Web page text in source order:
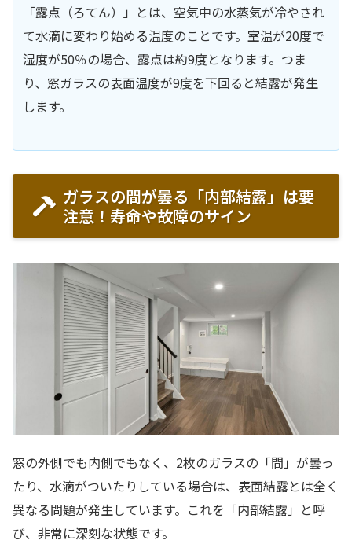
「露点（ろてん）」とは、空気中の水蒸気が冷やされ
て水滴に変わり始める温度のことです。室温が20度で
湿度が50％の場合、露点は約9度となります。つま
り、窓ガラスの表面温度が9度を下回ると結露が発生
します。
ガラスの間が曇る「内部結露」は要
注意！寿命や故障のサイン
窓の外側でも内側でもなく、2枚のガラスの「間」が曇っ
たり、水滴がついたりしている場合は、表面結露とは全く
異なる問題が発生しています。これを「内部結露」と呼
び、非常に深刻な状態です。